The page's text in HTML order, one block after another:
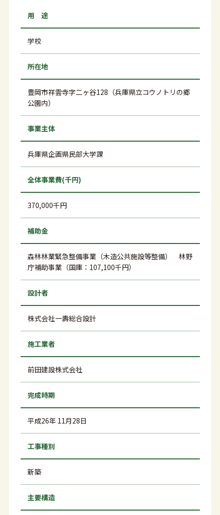
用 途
学校
所在地
豊岡市祥雲寺字二ヶ谷128（兵庫県立コウノトリの郷
公園内）
事業主体
兵庫県企画県民部大学課
全体事業費(千円)
370,000千円
補助金
森林林業緊急整備事業（木造公共施設等整備） 林野
庁補助事業（国庫：107,100千円）
設計者
株式会社一壽総合設計
施工業者
前田建設株式会社
完成時期
平成26年 11月28日
工事種別
新築
主要構造